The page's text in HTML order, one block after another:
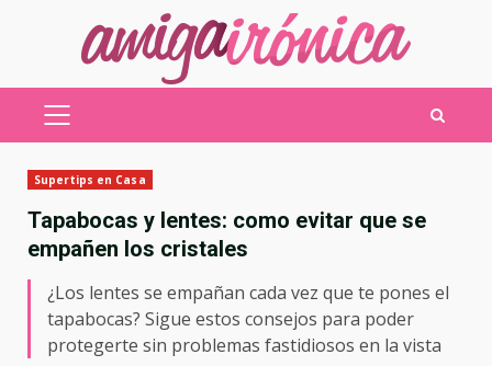
MENÚ
Supertips en Casa
Tapabocas y lentes: como evitar que se
empañen los cristales
¿Los lentes se empañan cada vez que te pones el
tapabocas? Sigue estos consejos para poder
protegerte sin problemas fastidiosos en la vista